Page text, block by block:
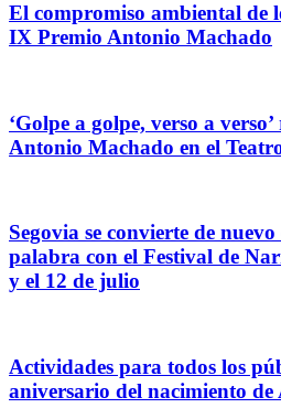
El compromiso ambiental de
IX Premio Antonio Machado
‘Golpe a golpe, verso a
Antonio Machado en el
Segovia se convierte de
palabra con el Festival de
y el 12 de julio
Actividades para todos los
aniversario del nacimiento